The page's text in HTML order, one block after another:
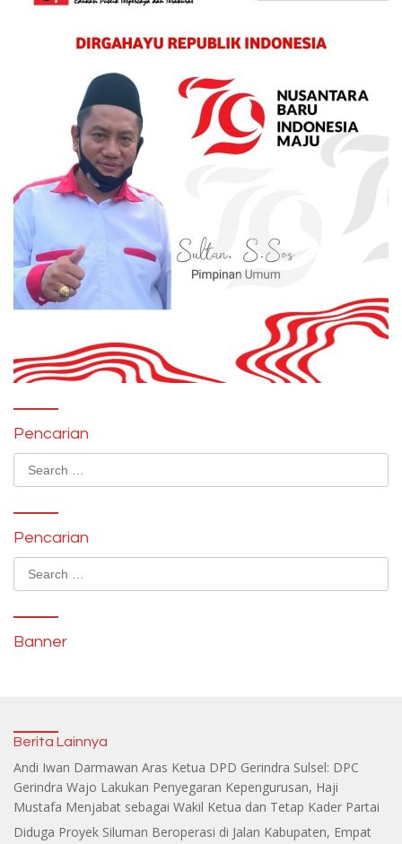
Pencarian
Search
for:
Pencarian
Search
for:
Banner
Berita Lainnya
Andi Iwan Darmawan Aras Ketua DPD Gerindra Sulsel: DPC
Gerindra Wajo Lakukan Penyegaran Kepengurusan, Haji
Mustafa Menjabat sebagai Wakil Ketua dan Tetap Kader Partai
Diduga Proyek Siluman Beroperasi di Jalan Kabupaten, Empat